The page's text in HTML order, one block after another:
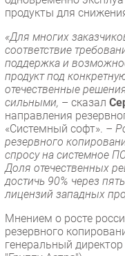
Тестовый стенд
продукты для
«Для многих
соответствие
поддержка и
продукт под
отечественные
сильными, – сказал
направления
«Системный софт». –
резервного
спросу на системное
Доля отечественных
достичь 90% через
лицензий западных
Мнением о росте
резервного
генеральный